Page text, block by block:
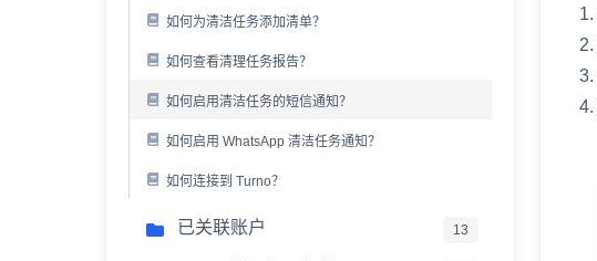
如何为清洁任务添加清单？
如何查看清理任务报告？
如何启用清洁任务的短信通知？
如何启用 WhatsApp 清洁任务通知？
如何连接到 Turno？
已关联账户 13